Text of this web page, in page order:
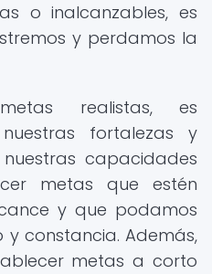
o inalcanzables, es
y perdamos la
realistas, es
fortalezas y
nuestras capacidades
metas que estén
y que podamos
constancia. Además,
metas a corto